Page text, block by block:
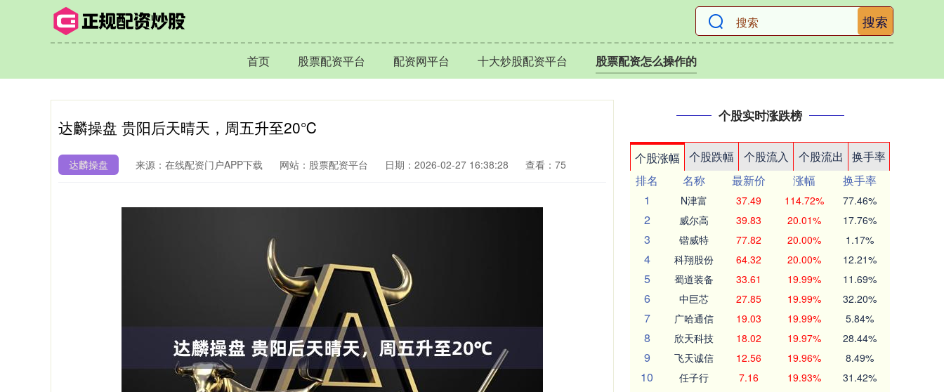
搜索
首页 股票配资平台 配资网平台 十大炒股配资平台 股票配资怎么操作的
达麟操盘 贵阳后天晴天，周五升至20℃
达麟操盘 来源：在线配资门户APP下载 网站：股票配资平台 日期：2026-02-27 16:38:28 查看：75
个股实时涨跌榜
个股涨幅 个股跌幅 个股流入 个股流出
换手率
排名
名称 最新价 涨幅
换手率
1
N津富 37.49 114.72% 77.46%
2 威尔高 39.83 20.01% 17.76%
3 锴威特 77.82 20.00% 1.17%
4 科翔股份 64.32 20.00% 12.21%
5 蜀道装备 33.61 19.99% 11.69%
6 中巨芯 27.85 19.99% 32.20%
7 广哈通信 19.03 19.99% 5.84%
8 欣天科技 18.02 19.97% 28.44%
9 飞天诚信 12.56 19.96% 8.49%
10 任子行 7.16 19.93% 31.42%